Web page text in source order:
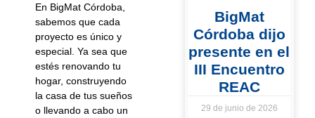
En BigMat Córdoba,
sabemos que cada
proyecto es único y
especial. Ya sea que
estés renovando tu
hogar, construyendo
la casa de tus sueños
o llevando a cabo un
BigMat
Córdoba dijo
presente en el
III Encuentro
REAC
29 de junio de 2026